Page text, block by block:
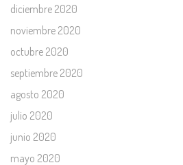
diciembre 2020
noviembre 2020
octubre 2020
septiembre 2020
agosto 2020
julio 2020
junio 2020
mayo 2020